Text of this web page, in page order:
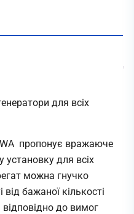
для всіх
пропонує вражаюче
установку для всіх
можна гнучко
бажаної кількості
відповідно до вимог